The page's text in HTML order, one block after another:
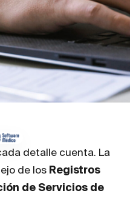
detalle cuenta. La
de los Registros
de Servicios de